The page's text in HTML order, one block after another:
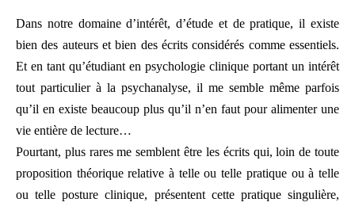
Dans notre domaine d’intérêt, d’étude et de pratique, il existe
bien des auteurs et bien des écrits considérés comme essentiels.
Et en tant qu’étudiant en psychologie clinique portant un intérêt
tout particulier à la psychanalyse, il me semble même parfois
qu’il en existe beaucoup plus qu’il n’en faut pour alimenter une
vie entière de lecture…
Pourtant, plus rares me semblent être les écrits qui, loin de toute
proposition théorique relative à telle ou telle pratique ou à telle
ou telle posture clinique, présentent cette pratique singulière,